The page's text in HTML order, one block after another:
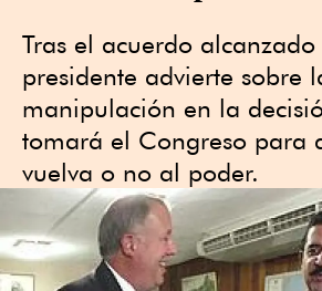
Tras el acuerdo
presidente advierte sobre
manipulación en la
tomará el Congreso para
vuelva o no al poder.